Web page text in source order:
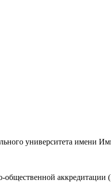
университета имени
общественной